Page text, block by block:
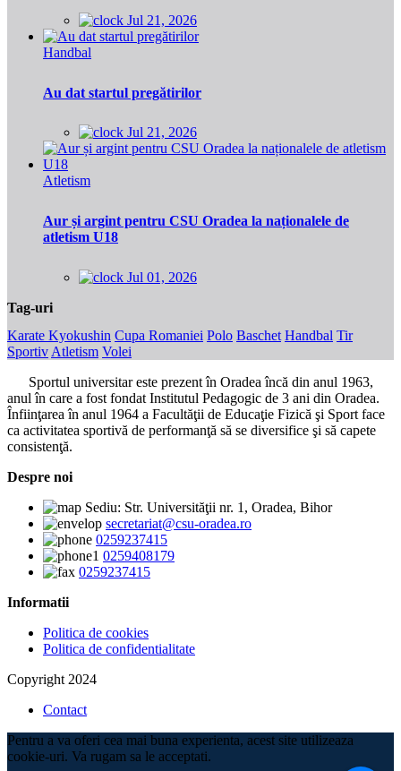
Jul 21, 2026
Handbal
Au dat startul pregătirilor
Jul 21, 2026
Atletism
Aur și argint pentru CSU Oradea la naționalele de
atletism U18
Jul 01, 2026
Tag-uri
Karate Kyokushin Cupa Romaniei Polo Baschet Handbal Tir
Sportiv Atletism Volei
Sportul universitar este prezent în Oradea încă din anul 1963,
anul în care a fost fondat Institutul Pedagogic de 3 ani din Oradea.
Înfiinţarea în anul 1964 a Facultăţii de Educaţie Fizică şi Sport face
ca activitatea sportivă de performanţă să se diversifice şi să capete
consistenţă.
Despre noi
Sediu: Str. Universităţii nr. 1, Oradea, Bihor
secretariat@csu-oradea.ro
0259237415
0259408179
0259237415
Informatii
Politica de cookies
Politica de confidentialitate
Copyright 2024
Contact
Pentru a va oferi cea mai buna experienta, acest site utilizeaza
cookie-uri. Va rugam sa le acceptati.